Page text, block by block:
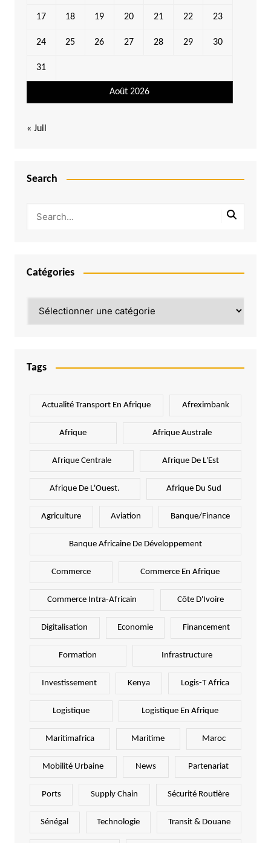
Août 2026
17 18 19 20 21 22 23
24 25 26 27 28 29 30
31
« Juil
Search
Catégories
Tags
Actualité Transport En Afrique Afreximbank
Afrique Afrique Australe
Afrique Centrale Afrique De L'Est
Afrique De L'Ouest. Afrique Du Sud
Agriculture Aviation Banque/Finance
Banque Africaine De Développement
Commerce Commerce En Afrique
Commerce Intra-Africain Côte D'Ivoire
Digitalisation Economie Financement
Formation Infrastructure
Investissement Kenya Logis-T Africa
Logistique Logistique En Afrique
Maritimafrica Maritime Maroc
Mobilité Urbaine News Partenariat
Ports Supply Chain Sécurité Routière
Sénégal Technologie Transit & Douane